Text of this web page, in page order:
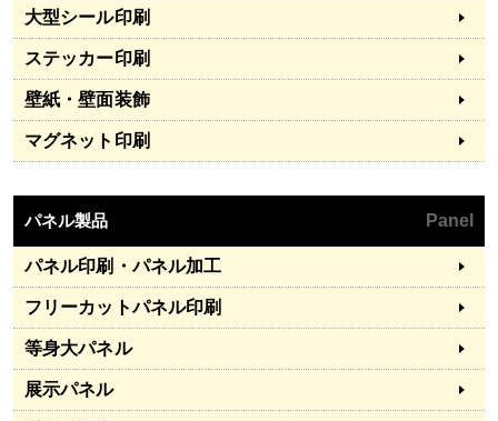
大型シール印刷
ステッカー印刷
壁紙・壁面装飾
マグネット印刷
パネル製品 Panel
パネル印刷・パネル加工
フリーカットパネル印刷
等身大パネル
展示パネル